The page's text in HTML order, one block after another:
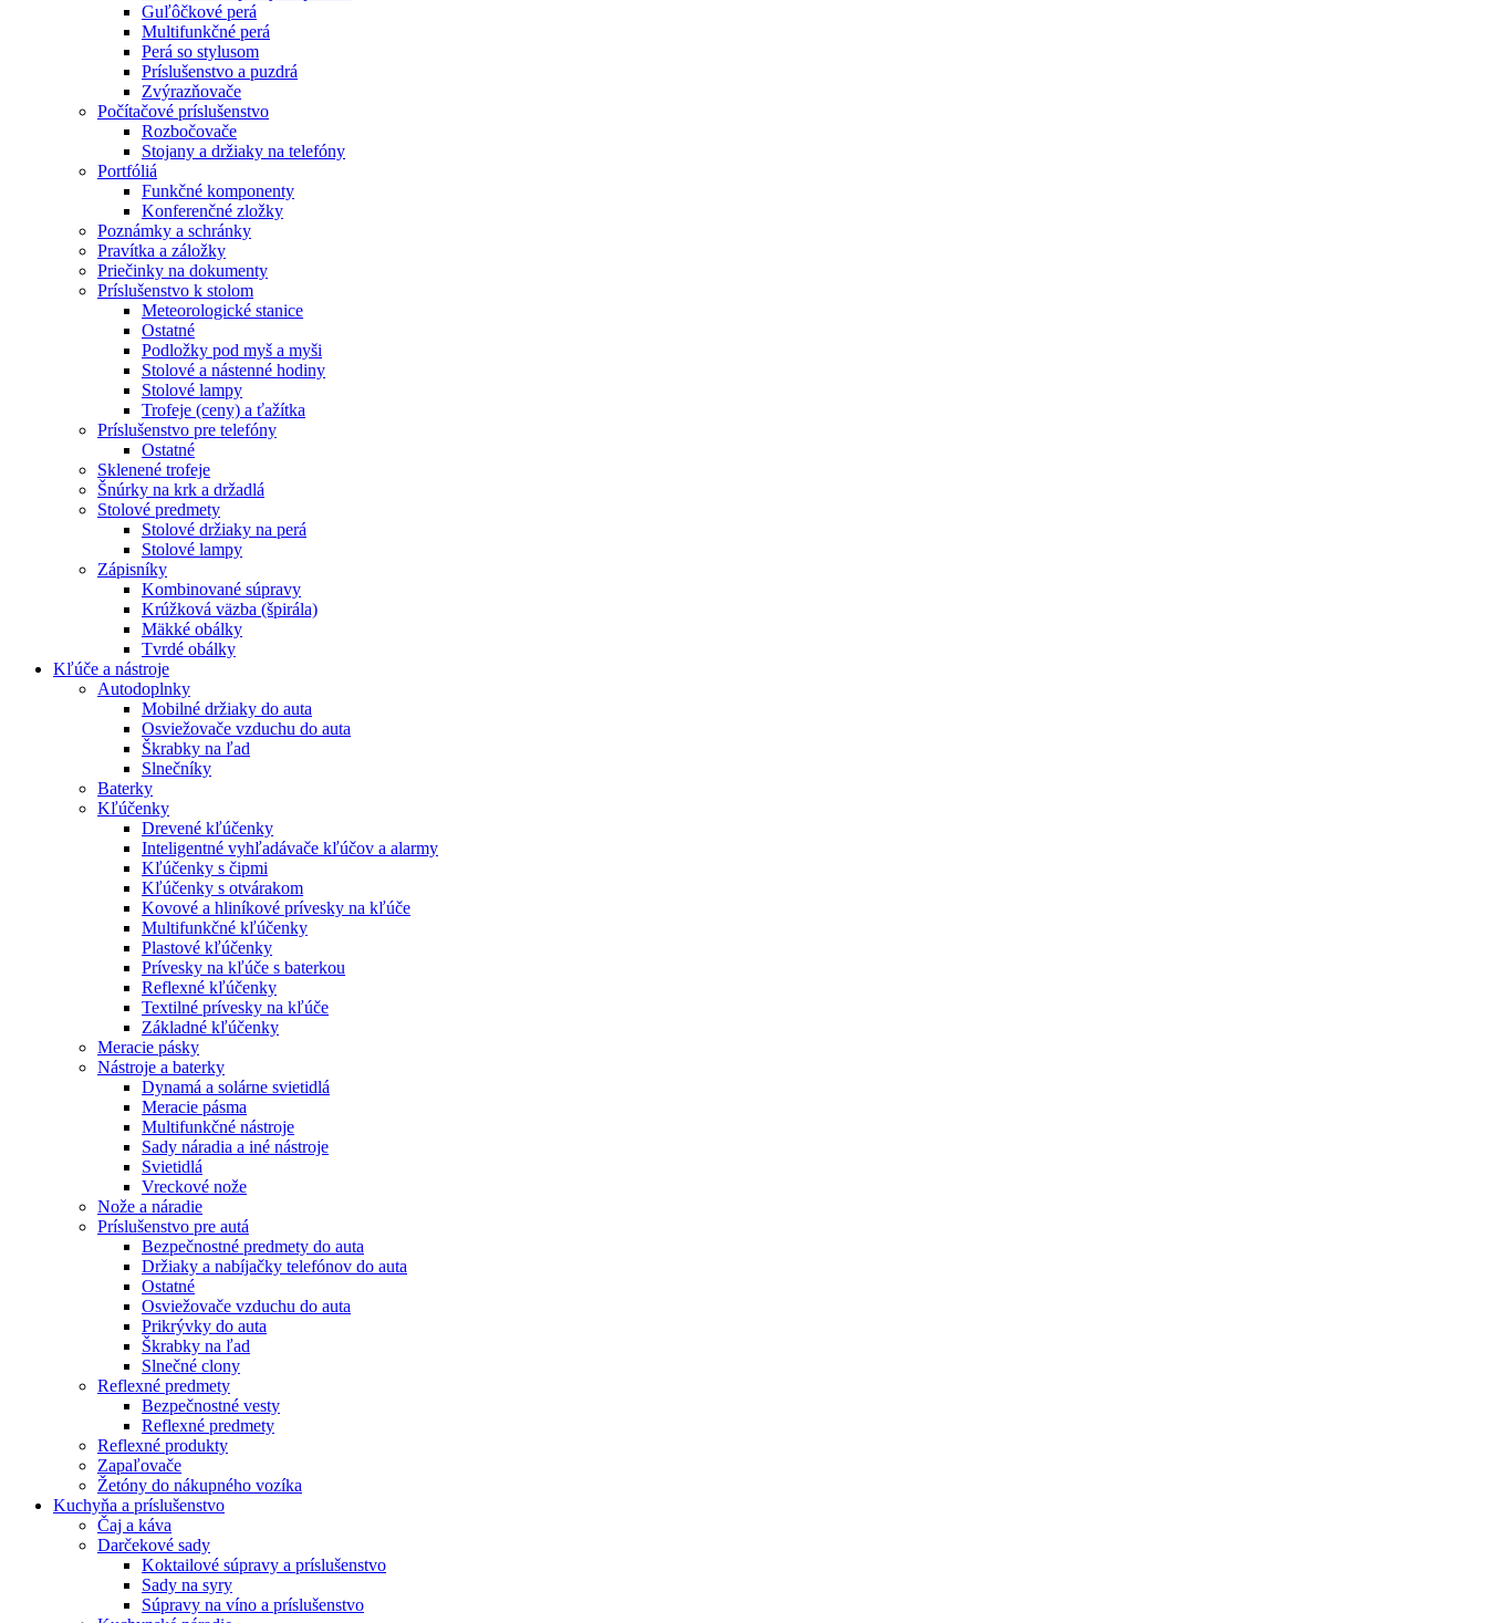
Guľôčkové perá
Multifunkčné perá
Perá so stylusom
Príslušenstvo a puzdrá
Zvýrazňovače
Počítačové príslušenstvo
Rozbočovače
Stojany a držiaky na telefóny
Portfóliá
Funkčné komponenty
Konferenčné zložky
Poznámky a schránky
Pravítka a záložky
Priečinky na dokumenty
Príslušenstvo k stolom
Meteorologické stanice
Ostatné
Podložky pod myš a myši
Stolové a nástenné hodiny
Stolové lampy
Trofeje (ceny) a ťažítka
Príslušenstvo pre telefóny
Ostatné
Sklenené trofeje
Šnúrky na krk a držadlá
Stolové predmety
Stolové držiaky na perá
Stolové lampy
Zápisníky
Kombinované súpravy
Krúžková väzba (špirála)
Mäkké obálky
Tvrdé obálky
Kľúče a nástroje
Autodoplnky
Mobilné držiaky do auta
Osviežovače vzduchu do auta
Škrabky na ľad
Slnečníky
Baterky
Kľúčenky
Drevené kľúčenky
Inteligentné vyhľadávače kľúčov a alarmy
Kľúčenky s čipmi
Kľúčenky s otvárakom
Kovové a hliníkové prívesky na kľúče
Multifunkčné kľúčenky
Plastové kľúčenky
Prívesky na kľúče s baterkou
Reflexné kľúčenky
Textilné prívesky na kľúče
Základné kľúčenky
Meracie pásky
Nástroje a baterky
Dynamá a solárne svietidlá
Meracie pásma
Multifunkčné nástroje
Sady náradia a iné nástroje
Svietidlá
Vreckové nože
Nože a náradie
Príslušenstvo pre autá
Bezpečnostné predmety do auta
Držiaky a nabíjačky telefónov do auta
Ostatné
Osviežovače vzduchu do auta
Prikrývky do auta
Škrabky na ľad
Slnečné clony
Reflexné predmety
Bezpečnostné vesty
Reflexné predmety
Reflexné produkty
Zapaľovače
Žetóny do nákupného vozíka
Kuchyňa a príslušenstvo
Čaj a káva
Darčekové sady
Koktailové súpravy a príslušenstvo
Sady na syry
Súpravy na víno a príslušenstvo